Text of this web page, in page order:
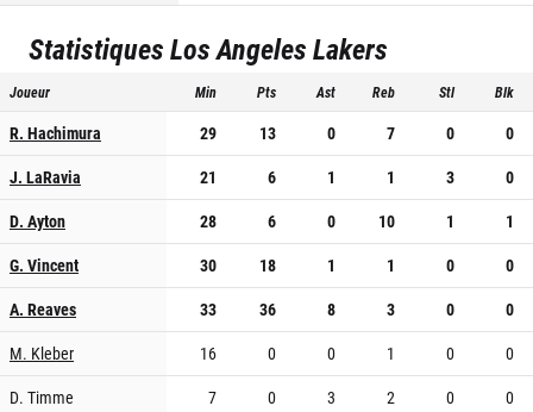
StatistiquesLos Angeles Lakers
Joueur Min Pts Ast Reb Stl Blk
R. Hachimura 29 13 0 7 0
0
J. LaRavia
21 6 1 1 3
0
D. Ayton
28 6 0 10 1
1
G. Vincent
30 18 1 1 0
0
A. Reaves
33 36 8 3 0
0
M. Kleber
16 0 0 1 0
0
D. Timme
7 0 3 2 0
0